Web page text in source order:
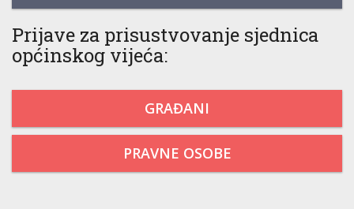
Prijave za prisustvovanje sjednica
općinskog vijeća:
GRAĐANI
PRAVNE OSOBE